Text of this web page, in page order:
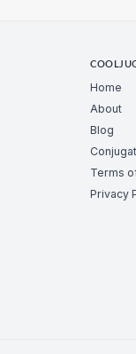
Home
About
Blog
Terms
Privacy